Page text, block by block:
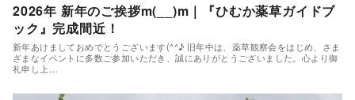
2026年 新年のご挨拶m(__)m｜『ひむか薬草ガイドブ
ック』完成間近！
新年あけましておめでとうございます(^^♪ 旧年中は、薬草観察会をはじめ、さま
ざまなイベントに多数ご参加いただき、誠にありがとうございました。心より御
礼申し上…